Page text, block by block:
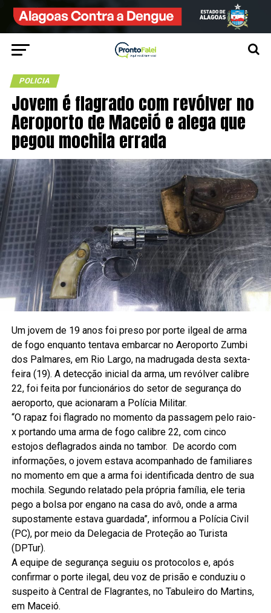
POLICIA
Jovem é flagrado com revólver no
Aeroporto de Maceió e alega que
pegou mochila errada
Um jovem de 19 anos foi preso por porte ilgeal de arma
de fogo enquanto tentava embarcar no Aeroporto Zumbi
dos Palmares, em Rio Largo, na madrugada desta sexta-
feira (19). A detecção inicial da arma, um revólver calibre
22, foi feita por funcionários do setor de segurança do
aeroporto, que acionaram a Polícia Militar.
“O rapaz foi flagrado no momento da passagem pelo raio-
x portando uma arma de fogo calibre 22, com cinco
estojos deflagrados ainda no tambor. De acordo com
informações, o jovem estava acompanhado de familiares
no momento em que a arma foi identificada dentro de sua
mochila. Segundo relatado pela própria família, ele teria
pego a bolsa por engano na casa do avô, onde a arma
supostamente estava guardada”, informou a Polícia Civil
(PC), por meio da Delegacia de Proteção ao Turista
(DPTur).
A equipe de segurança seguiu os protocolos e, após
confirmar o porte ilegal, deu voz de prisão e conduziu o
suspeito à Central de Flagrantes, no Tabuleiro do Martins,
em Maceió.